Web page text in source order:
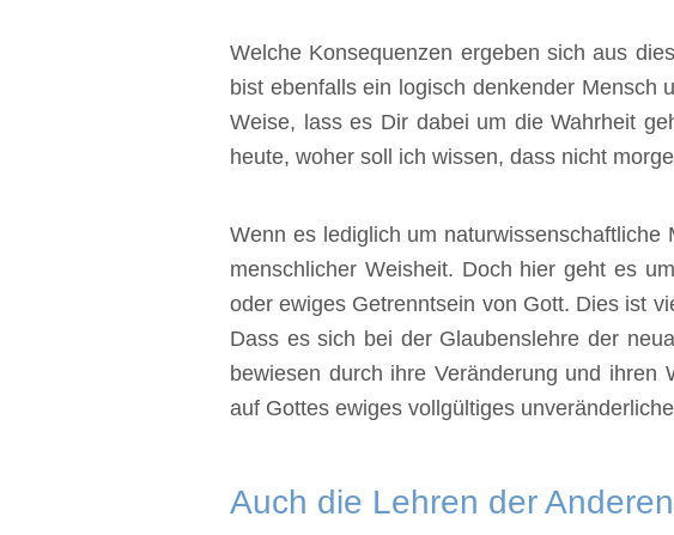
Welche Konsequenzen ergeben sich aus
bist ebenfalls ein logisch denkender Mensch
Weise, lass es Dir dabei um die Wahrheit
heute, woher soll ich wissen, dass nicht
Wenn es lediglich um
menschlicher Weisheit. Doch hier geht es
oder ewiges Getrenntsein von Gott. Dies ist
Dass es sich bei der Glaubenslehre der
bewiesen durch ihre Veränderung und ihren
auf Gottes ewiges vollgültiges
Auch die Lehren der